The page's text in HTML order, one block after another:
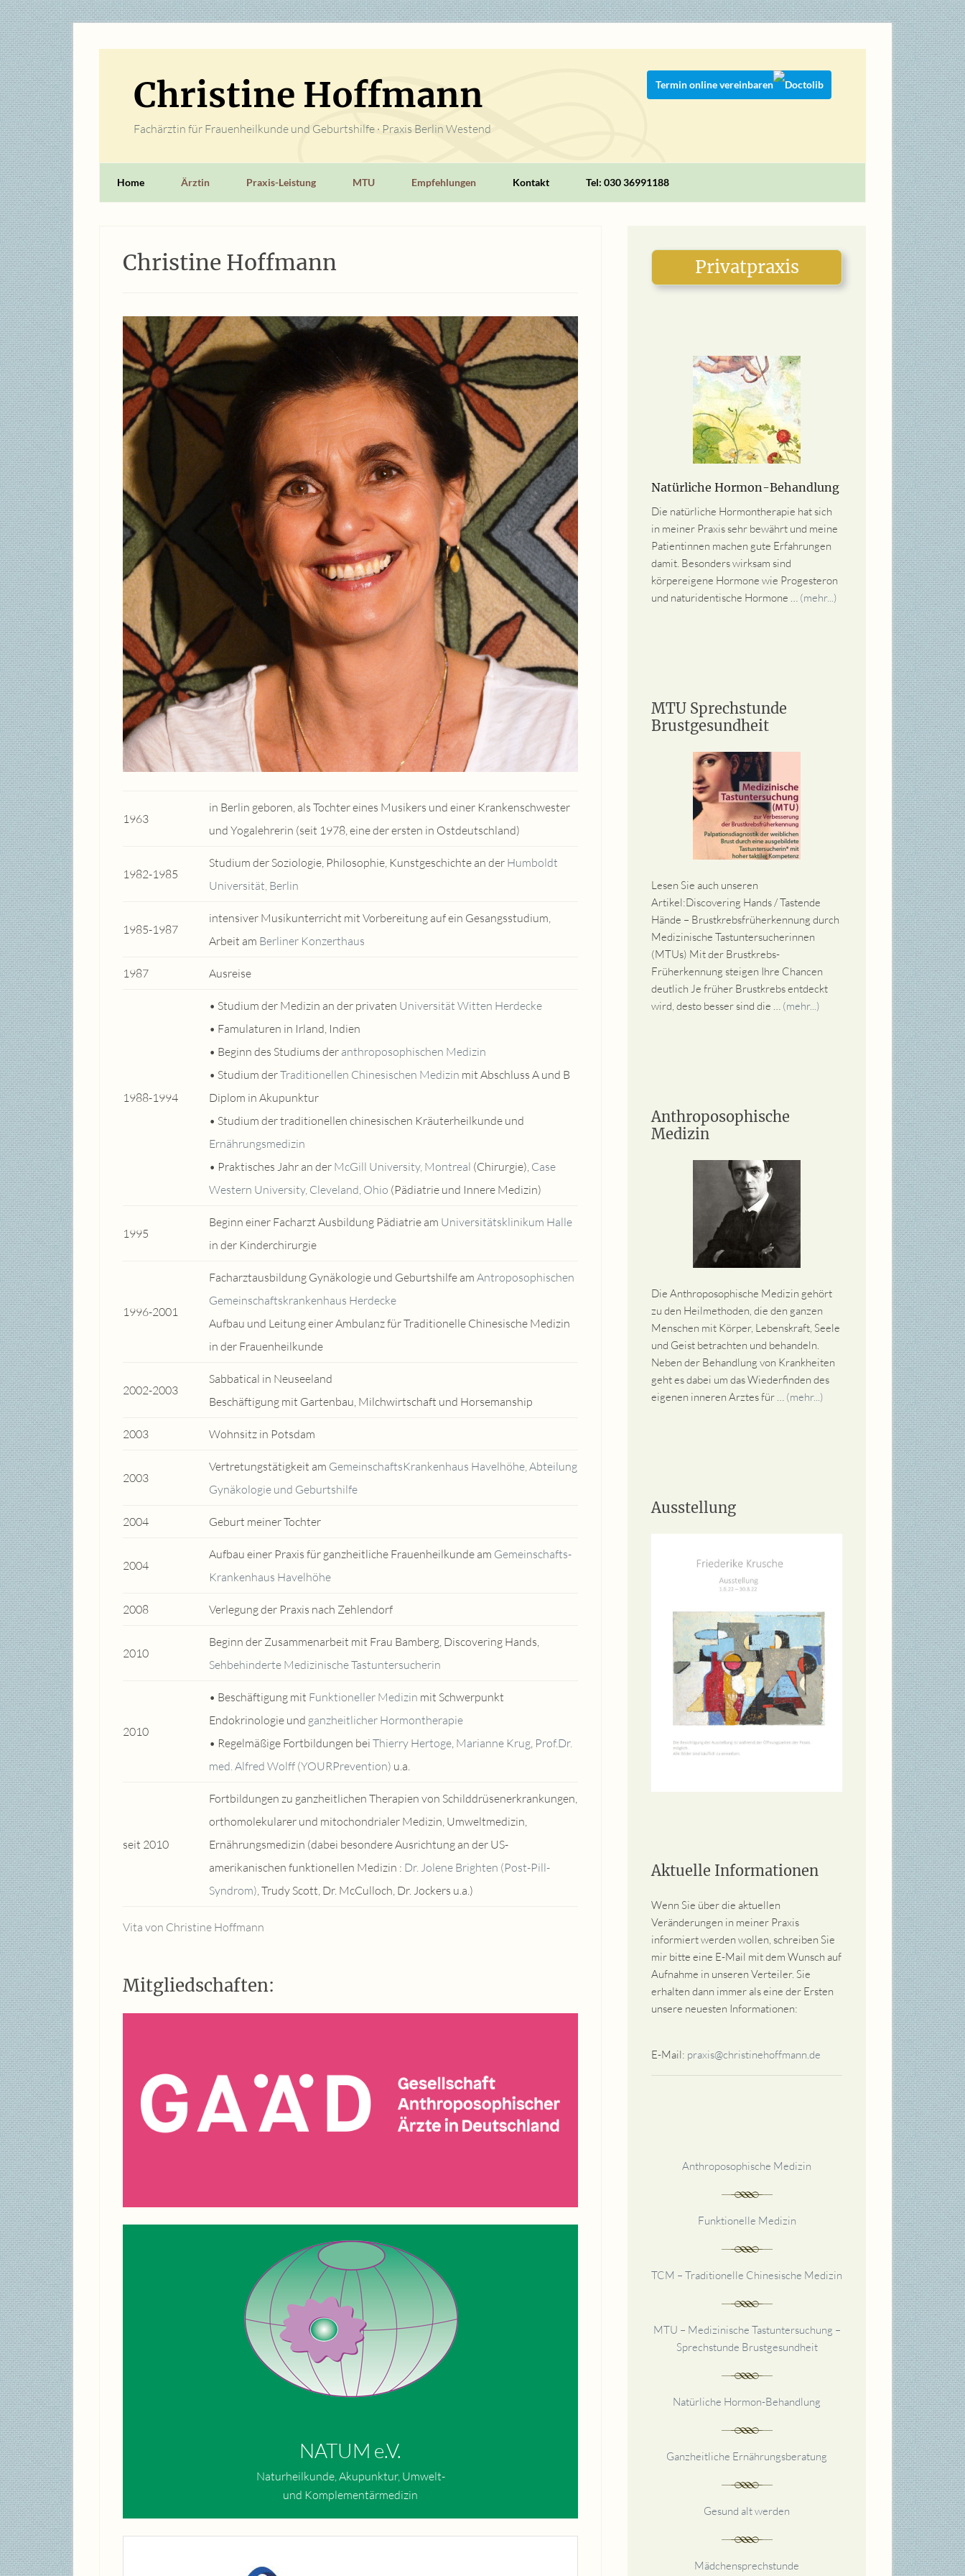
Christine Hoffmann
Fachärztin für Frauenheilkunde und Geburtshilfe · Praxis Berlin Westend
Termin online vereinbaren
Home Ärztin Praxis-Leistung MTU Empfehlungen Kontakt Tel: 030 36991188
Christine Hoffmann
Vita von Christine Hoffmann
1963
in Berlin geboren, als Tochter eines Musikers und einer Krankenschwester
und Yogalehrerin (seit 1978, eine der ersten in Ostdeutschland)
1982-1985
Studium der Soziologie, Philosophie, Kunstgeschichte an der Humboldt
Universität, Berlin
1985-1987
intensiver Musikunterricht mit Vorbereitung auf ein Gesangsstudium,
Arbeit am Berliner Konzerthaus
1987 Ausreise
1988-1994
• Studium der Medizin an der privaten Universität Witten Herdecke
• Famulaturen in Irland, Indien
• Beginn des Studiums der anthroposophischen Medizin
• Studium derTraditionellen Chinesischen Medizin mit Abschluss A und B
Diplom in Akupunktur
• Studium der traditionellen chinesischen Kräuterheilkunde und
Ernährungsmedizin
• Praktisches Jahr an der McGill University, Montreal (Chirurgie), Case
Western University, Cleveland, Ohio (Pädiatrie und Innere Medizin)
1995
Beginn einer Facharzt Ausbildung Pädiatrie am Universitätsklinikum Halle
in der Kinderchirurgie
1996-2001
Facharztausbildung Gynäkologie und Geburtshilfe am Antroposophischen
Gemeinschaftskrankenhaus Herdecke
Aufbau und Leitung einer Ambulanz für Traditionelle Chinesische Medizin
in der Frauenheilkunde
2002-2003
Sabbatical in Neuseeland
Beschäftigung mit Gartenbau, Milchwirtschaft und Horsemanship
2003 Wohnsitz in Potsdam
2003
Vertretungstätigkeit am GemeinschaftsKrankenhaus Havelhöhe, Abteilung
Gynäkologie und Geburtshilfe
2004 Geburt meiner Tochter
2004
Aufbau einer Praxis für ganzheitliche Frauenheilkunde am Gemeinschafts-
Krankenhaus Havelhöhe
2008 Verlegung der Praxis nach Zehlendorf
2010
Beginn der Zusammenarbeit mit Frau Bamberg, Discovering Hands,
Sehbehinderte Medizinische Tastuntersucherin
2010
• Beschäftigung mit Funktioneller Medizin mit Schwerpunkt
Endokrinologie und ganzheitlicher Hormontherapie
• Regelmäßige Fortbildungen bei Thierry Hertoge, Marianne Krug, Prof.Dr.
med. Alfred Wolff (YOURPrevention) u.a.
seit 2010
Fortbildungen zu ganzheitlichen Therapien von Schilddrüsenerkrankungen,
orthomolekularer und mitochondrialer Medizin, Umweltmedizin,
Ernährungsmedizin (dabei besondere Ausrichtung an der US-
amerikanischen funktionellen Medizin : Dr. Jolene Brighten (Post-Pill-
Syndrom), Trudy Scott, Dr. McCulloch, Dr. Jockers u.a.)
Mitgliedschaften:
NATUM e.V.
Naturheilkunde, Akupunktur, Umwelt-
und Komplementärmedizin
Privatpraxis
Natürliche Hormon-Behandlung
Die natürliche Hormontherapie hat sich
in meiner Praxis sehr bewährt und meine
Patientinnen machen gute Erfahrungen
damit. Besonders wirksam sind
körpereigene Hormone wie Progesteron
und naturidentische Hormone … (mehr...)
MTU Sprechstunde
Brustgesundheit
Lesen Sie auch unseren
Artikel:Discovering Hands / Tastende
Hände – Brustkrebsfrüherkennung durch
Medizinische Tastuntersucherinnen
(MTUs) Mit der Brustkrebs-
Früherkennung steigen Ihre Chancen
deutlich Je früher Brustkrebs entdeckt
wird, desto besser sind die … (mehr...)
Anthroposophische
Medizin
Die Anthroposophische Medizin gehört
zu den Heilmethoden, die den ganzen
Menschen mit Körper, Lebenskraft, Seele
und Geist betrachten und behandeln.
Neben der Behandlung von Krankheiten
geht es dabei um das Wiederfinden des
eigenen inneren Arztes für … (mehr...)
Ausstellung
Aktuelle Informationen
Wenn Sie über die aktuellen
Veränderungen in meiner Praxis
informiert werden wollen, schreiben Sie
mir bitte eine E-Mail mit dem Wunsch auf
Aufnahme in unseren Verteiler. Sie
erhalten dann immer als eine der Ersten
unsere neuesten Informationen:
E-Mail: praxis@christinehoffmann.de
Anthroposophische Medizin
Funktionelle Medizin
TCM – Traditionelle Chinesische Medizin
MTU – Medizinische Tastuntersuchung –
Sprechstunde Brustgesundheit
Natürliche Hormon-Behandlung
Ganzheitliche Ernährungsberatung
Gesund alt werden
Mädchensprechstunde